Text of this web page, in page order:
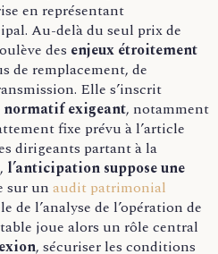
en représentant
Au-delà du seul prix de
des enjeux étroitement
de remplacement, de
Elle s’inscrit
normatif exigeant, notamment
fixe prévu à l’article
dirigeants partant à la
l’anticipation suppose une
sur un audit patrimonial
de l’analyse de l’opération de
joue alors un rôle central
, sécuriser les conditions